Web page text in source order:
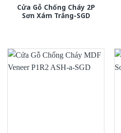
Cửa Gỗ Chống Cháy 2P
Sơn Xám Trắng-SGD